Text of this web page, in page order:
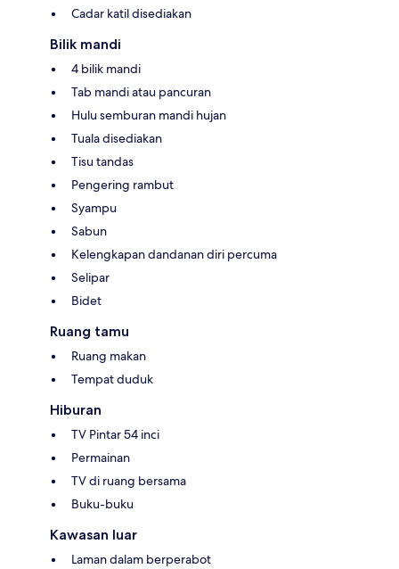
Cadar katil disediakan
Bilik mandi
4 bilik mandi
Tab mandi atau pancuran
Hulu semburan mandi hujan
Tuala disediakan
Tisu tandas
Pengering rambut
Syampu
Sabun
Kelengkapan dandanan diri percuma
Selipar
Bidet
Ruang tamu
Ruang makan
Tempat duduk
Hiburan
TV Pintar 54 inci
Permainan
TV di ruang bersama
Buku-buku
Kawasan luar
Laman dalam berperabot